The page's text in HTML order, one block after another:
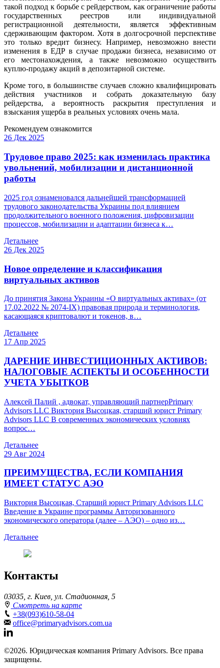
такой подход к борьбе с рейдерством, как ограничение работы
государственных реестров или индивидуальной
регистрационной деятельности, является эффективным
сдерживающим фактором. Хотя в долгосрочной перспективе
это только вредит бизнесу. Например, невозможно внести
изменения в ЕДР в случае продажи бизнеса, независимо от
его местонахождения, а также невозможно осуществить
куплю-продажу акций в депозитарной системе.
Кроме того, в большинстве случаев сложно квалифицировать
действия участников и собрать доказательную базу
рейдерства, а вероятность раскрытия преступления и
взыскания ущерба в реальных условиях очень мала.
Рекомендуем ознакомится
26 Дек 2025
Трудовое право 2025: как изменилась практика
увольнений, мобилизации и дистанционной
работы
2025 год ознаменовался дальнейшей трансформацией
трудового законодательства Украины под влиянием
продолжительного военного положения, цифровизации
процессов, мобилизации и адаптации бизнеса к…
Детальнее
26 Дек 2025
Новое определение и классификация
виртуальных активов
До принятия Закона Украины «О виртуальных активах» (от
17.02.2022 № 2074-IX) правовая природа и терминология,
касающаяся криптовалют и токенов, в…
Детальнее
17 Апр 2025
ДАРЕНИЕ ИНВЕСТИЦИОННЫХ АКТИВОВ:
НАЛОГОВЫЕ АСПЕКТЫ И ОСОБЕННОСТИ
УЧЕТА УБЫТКОВ
Алексей Палий , адвокат, управляющий партнерPrimary
Advisors LLC Виктория Высоцкая, cтарший юрист Primary
Advisors LLC В современных экономических условиях
вопрос…
Детальнее
29 Авг 2024
ПРЕИМУЩЕСТВА, ЕСЛИ КОМПАНИЯ
ИМЕЕТ СТАТУС АЭО
Виктория Высоцкая, Старший юрист Primary Advisors LLC
Введение в Украине программы Авторизованного
экономического оператора (далее – АЭО) – одно из…
Детальнее
Контакты
03035, г. Киев, ул. Стадионная, 5
Смотреть на карте
+38(093)610-58-04
office@primaryadvisors.com.ua
©2026. Юридическая компания Primary Advisors. Все права
защищены.